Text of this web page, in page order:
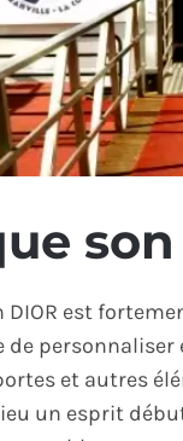
est
de
et autres
un esprit